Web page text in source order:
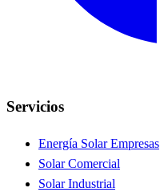
Servicios
Energía Solar Empresas
Solar Comercial
Solar Industrial